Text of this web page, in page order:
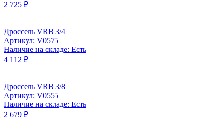
2 725 ₽
Дроссель VRB 3/4
Артикул: V0575
Наличие на складе: Есть
4 112 ₽
Дроссель VRB 3/8
Артикул: V0555
Наличие на складе: Есть
2 679 ₽